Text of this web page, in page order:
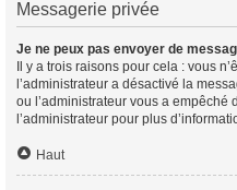
Messagerie privée
Je ne peux pas envoyer de
Il y a trois raisons pour cela : vous
l’administrateur a désactivé la
ou l’administrateur vous a empêché
l’administrateur pour plus
Haut